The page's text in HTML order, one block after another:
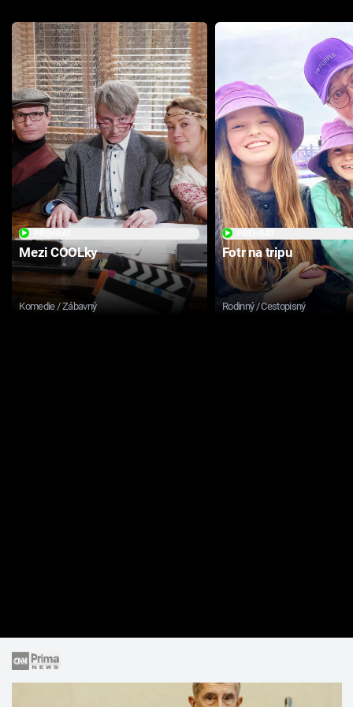
Mezi COOLky
Komedie / Zábavný
Fotr na tripu
Rodinný / Cestopisný